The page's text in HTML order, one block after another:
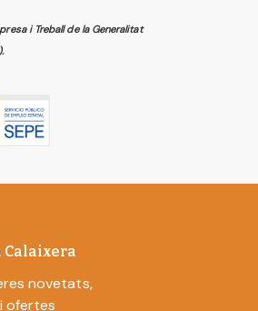
i Treball de la Generalitat
Calaixera
novetats,
ofertes